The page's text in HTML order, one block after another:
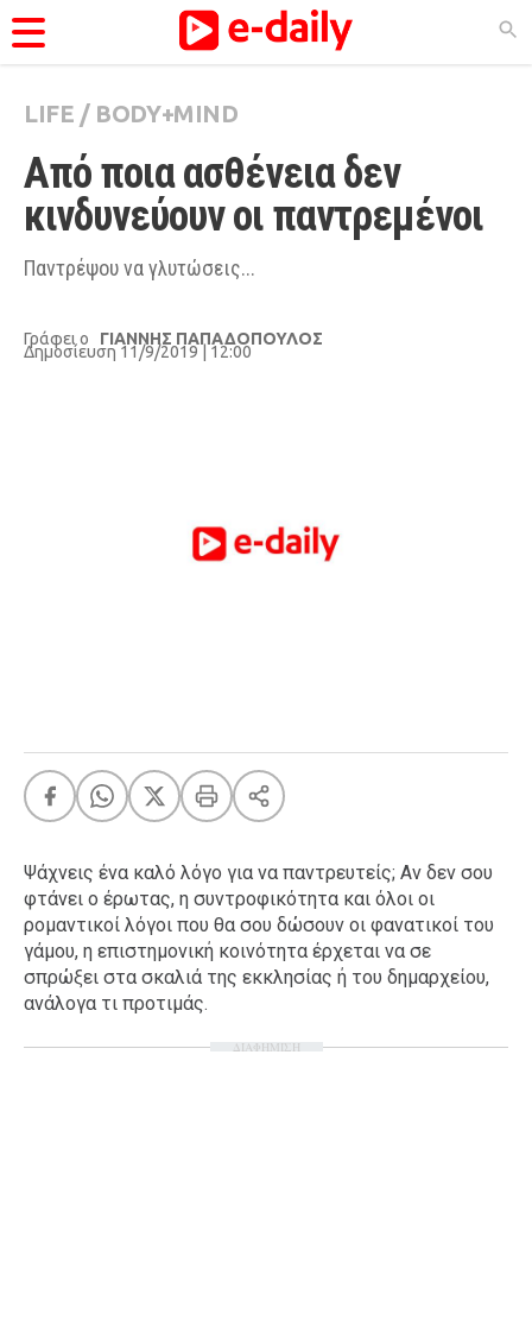
ΚΑΤΗΓΟΡΊΕΣ
Ειδήσεις
Θέματα
Videos
Viral
Retro Summer
OMG LOL
Xmas
LIFE
Food
Body+Mind
LIFE / BODY+MIND
Από ποια ασθένεια δεν
κινδυνεύουν οι παντρεμένοι
Παντρέψου να γλυτώσεις...
Γράφει ο ΓΙΑΝΝΗΣ ΠΑΠΑΔΟΠΟΥΛΟΣ
Δημοσίευση 11/9/2019 | 12:00
Ψάχνεις ένα καλό λόγο για να παντρευτείς; Αν δεν σου
φτάνει ο έρωτας, η συντροφικότητα και όλοι οι
ρομαντικοί λόγοι που θα σου δώσουν οι φανατικοί του
γάμου, η επιστημονική κοινότητα έρχεται να σε
σπρώξει στα σκαλιά της εκκλησίας ή του δημαρχείου,
ανάλογα τι προτιμάς.
ΔΙΑΦΗΜΙΣΗ